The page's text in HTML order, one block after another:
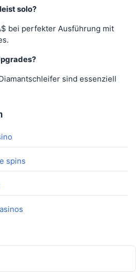
solo?
bei perfekter Ausführung mit
sind essenziell
spins